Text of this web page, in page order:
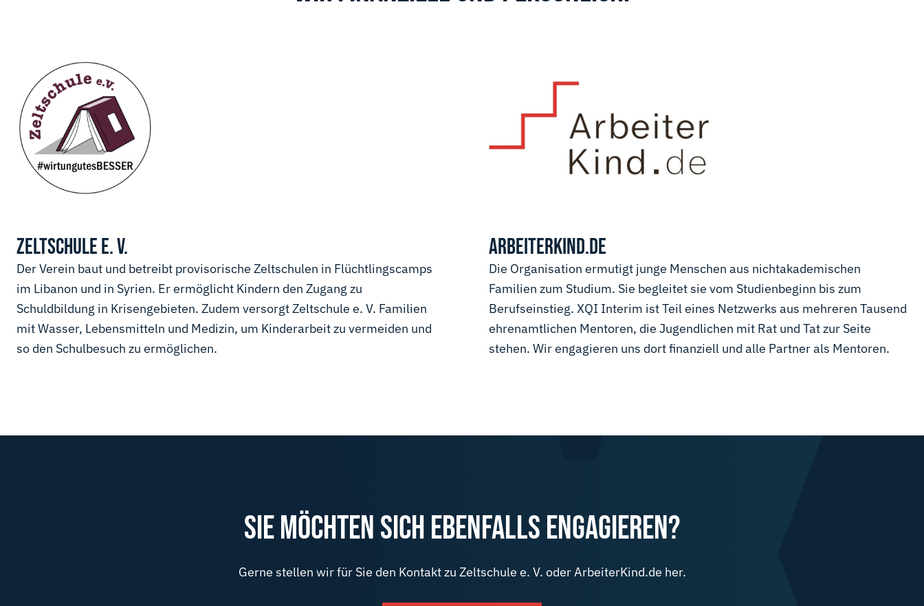
ZELTSCHULE E. V.
Der Verein baut und betreibt provisorische Zeltschulen in Flüchtlingscamps
im Libanon und in Syrien. Er ermöglicht Kindern den Zugang zu
Schuldbildung in Krisengebieten. Zudem versorgt Zeltschule e. V. Familien
mit Wasser, Lebensmitteln und Medizin, um Kinderarbeit zu vermeiden und
so den Schulbesuch zu ermöglichen.
ARBEITERKIND.DE
Die Organisation ermutigt junge Menschen aus nichtakademischen
Familien zum Studium. Sie begleitet sie vom Studienbeginn bis zum
Berufseinstieg. XQI Interim ist Teil eines Netzwerks aus mehreren Tausend
ehrenamtlichen Mentoren, die Jugendlichen mit Rat und Tat zur Seite
stehen. Wir engagieren uns dort finanziell und alle Partner als Mentoren.
SIE MÖCHTEN SICH EBENFALLS ENGAGIEREN?
Gerne stellen wir für Sie den Kontakt zu Zeltschule e. V. oder ArbeiterKind.de her.